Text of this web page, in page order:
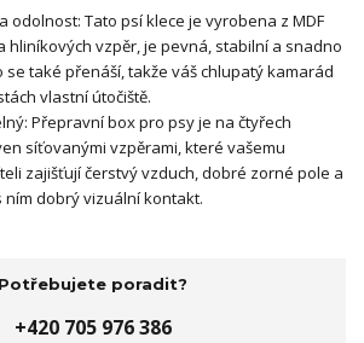
odolnost: Tato psí klece je vyrobena z MDF
hliníkových vzpěr, je pevná, stabilní a snadno
se také přenáší, takže váš chlupatý kamarád
vlastní útočiště.
Přepravní box pro psy je na čtyřech
síťovanými vzpěrami, které vašemu
zajišťují čerstvý vzduch, dobré zorné pole a
ním dobrý vizuální kontakt.
Potřebujete poradit?
+420 705 976 386